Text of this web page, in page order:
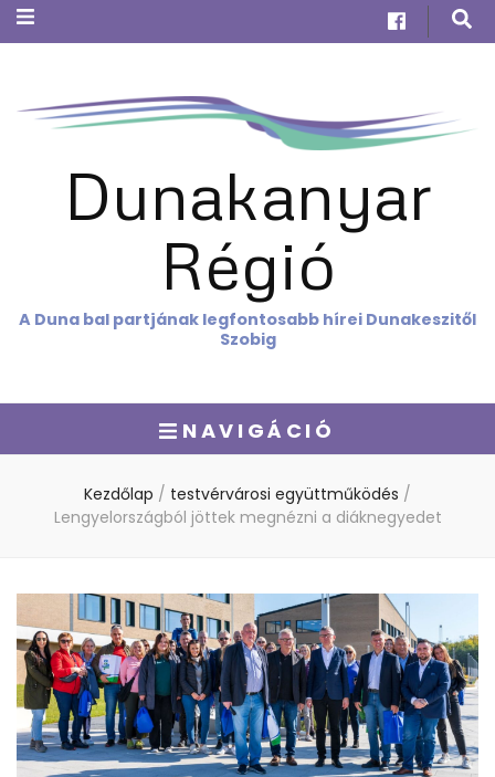
Dunakanyar
Régió
A Duna bal partjának legfontosabb hírei Dunakeszitől
Szobig
NAVIGÁCIÓ
Kezdőlap / testvérvárosi együttműködés /
Lengyelországból jöttek megnézni a diáknegyedet